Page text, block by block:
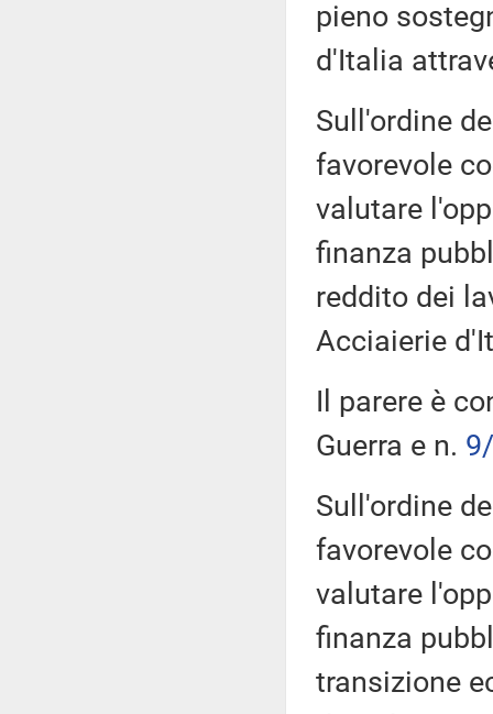
pieno
d'Italia
Sull'ordine
favorevole
valutare
finanza
reddito dei
Acciaierie
Il parere è
Guerra e n.
Sull'ordine
favorevole
valutare
finanza
transizione